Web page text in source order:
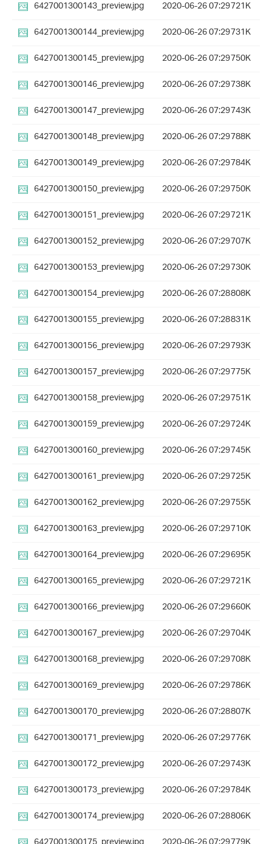
6427001300143_preview.jpg
2020-06-26 07:29721K
6427001300144_preview.jpg
2020-06-26 07:29731K
6427001300145_preview.jpg
2020-06-26 07:29750K
6427001300146_preview.jpg
2020-06-26 07:29738K
6427001300147_preview.jpg
2020-06-26 07:29743K
6427001300148_preview.jpg
2020-06-26 07:29788K
6427001300149_preview.jpg
2020-06-26 07:29784K
6427001300150_preview.jpg
2020-06-26 07:29750K
6427001300151_preview.jpg
2020-06-26 07:29721K
6427001300152_preview.jpg
2020-06-26 07:29707K
6427001300153_preview.jpg
2020-06-26 07:29730K
6427001300154_preview.jpg
2020-06-26 07:28808K
6427001300155_preview.jpg
2020-06-26 07:28831K
6427001300156_preview.jpg
2020-06-26 07:29793K
6427001300157_preview.jpg
2020-06-26 07:29775K
6427001300158_preview.jpg
2020-06-26 07:29751K
6427001300159_preview.jpg
2020-06-26 07:29724K
6427001300160_preview.jpg
2020-06-26 07:29745K
6427001300161_preview.jpg
2020-06-26 07:29725K
6427001300162_preview.jpg
2020-06-26 07:29755K
6427001300163_preview.jpg
2020-06-26 07:29710K
6427001300164_preview.jpg
2020-06-26 07:29695K
6427001300165_preview.jpg
2020-06-26 07:29721K
6427001300166_preview.jpg
2020-06-26 07:29660K
6427001300167_preview.jpg
2020-06-26 07:29704K
6427001300168_preview.jpg
2020-06-26 07:29708K
6427001300169_preview.jpg
2020-06-26 07:29786K
6427001300170_preview.jpg
2020-06-26 07:28807K
6427001300171_preview.jpg
2020-06-26 07:29776K
6427001300172_preview.jpg
2020-06-26 07:29743K
6427001300173_preview.jpg
2020-06-26 07:29784K
6427001300174_preview.jpg
2020-06-26 07:28806K